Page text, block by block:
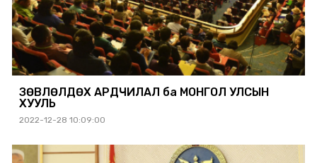
ЗӨВЛӨЛДӨХ АРДЧИЛАЛ ба МОНГОЛ УЛСЫН
ХУУЛЬ
2022-12-28 10:09:00